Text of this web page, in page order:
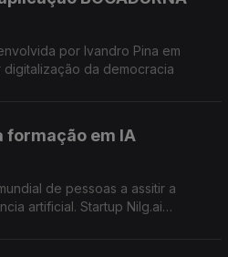
por Ivandro Pina em
da democracia
formação em IA
de pessoas a assitir a
artificial. Startup Nilg.ai